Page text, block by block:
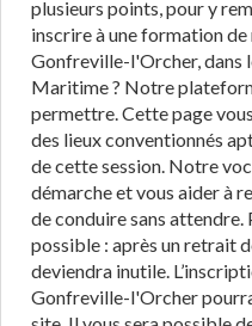
plusieurs points, pour y
inscrire à une formation
Gonfreville-l'Orcher, dans
Maritime ? Notre
permettre. Cette page
des lieux conventionnés
de cette session. Notre
démarche et vous aider à
de conduire sans attendre.
possible : après un retrait
deviendra inutile.
Gonfreville-l'Orcher